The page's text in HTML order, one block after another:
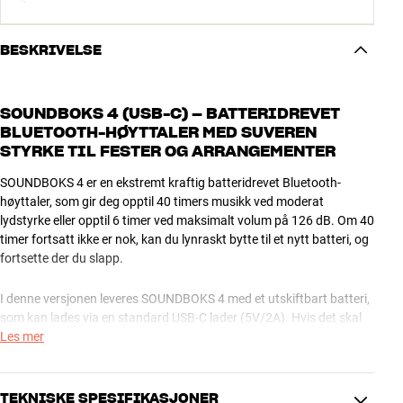
BESKRIVELSE
SOUNDBOKS 4 (USB-C) – BATTERIDREVET
BLUETOOTH-HØYTTALER MED SUVEREN
STYRKE TIL FESTER OG ARRANGEMENTER
SOUNDBOKS 4 er en ekstremt kraftig batteridrevet Bluetooth-
høyttaler, som gir deg opptil 40 timers musikk ved moderat
lydstyrke eller opptil 6 timer ved maksimalt volum på 126 dB. Om 40
timer fortsatt ikke er nok, kan du lynraskt bytte til et nytt batteri, og
fortsette der du slapp.
I denne versjonen leveres SOUNDBOKS 4 med et utskiftbart batteri,
som kan lades via en standard USB-C lader (5V/2A). Hvis det skal
gå raskere, anbefaler vi den dedikerte SOUNDBOKS USB-C laderen,
på kun 2 timer (tar opptil 10 timer med en vanlig lader). Den høye
effekten gjør det også mulig å spille på fullt volum med laderen
Les mer
TEKNISKE SPESIFIKASJONER